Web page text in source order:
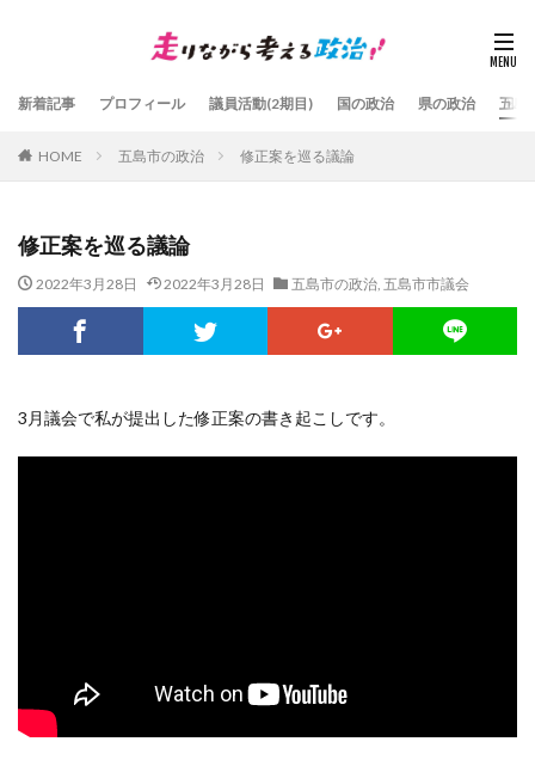
新着記事 プロフィール 議員活動(2期目) 国の政治 県の政治 五島
HOME 五島市の政治 修正案を巡る議論
修正案を巡る議論
2022年3月28日 2022年3月28日 五島市の政治, 五島市市議会
3月議会で私が提出した修正案の書き起こしです。